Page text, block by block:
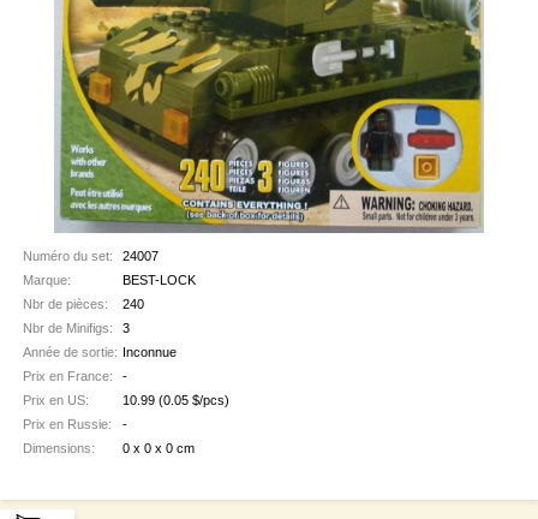
Numéro du set:
24007
Marque:
BEST-LOCK
Nbr de pièces:
240
Nbr de Minifigs:
3
Année de sortie: Inconnue
Prix en France:
-
Prix en US:
10.99 (0.05 $/pcs)
Prix en Russie:
-
Dimensions:
0 x 0 x 0 cm